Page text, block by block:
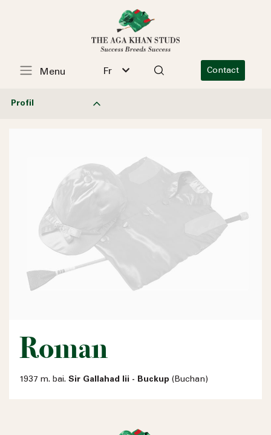
Fr Contact
Menu
Profil
Roman
1937 m. bai. Sir Gallahad Iii - Buckup (Buchan)